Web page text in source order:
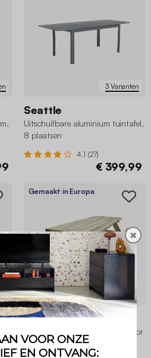
3 Varianten
Seattle
Uitschuifbare aluminium tuintafel,
8 plaatsen
4.1 (27)
€ 399,99
Gemaakt in Europa
Panchina
Picknicktafel met 2 zitkanten voor
6 personen
✖